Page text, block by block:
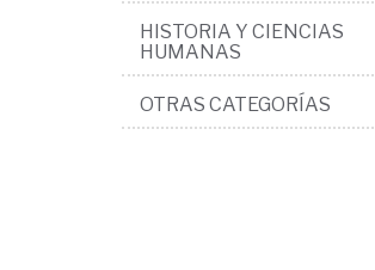
HISTORIA Y CIENCIAS
HUMANAS
OTRAS CATEGORÍAS